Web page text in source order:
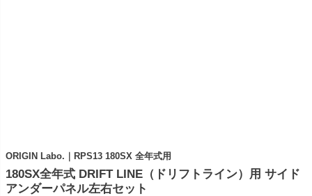
ORIGIN Labo.｜RPS13 180SX 全年式用
180SX全年式 DRIFT LINE（ドリフトライン）用 サイド
アンダーパネル左右セット